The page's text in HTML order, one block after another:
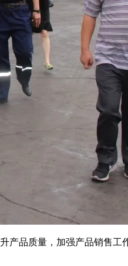
产品质量，加强产品销售